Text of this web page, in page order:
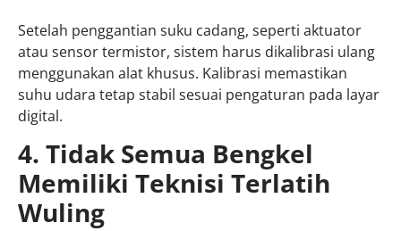
Setelah penggantian suku cadang, seperti aktuator
atau sensor termistor, sistem harus dikalibrasi ulang
menggunakan alat khusus. Kalibrasi memastikan
suhu udara tetap stabil sesuai pengaturan pada layar
digital.
4. Tidak Semua Bengkel
Memiliki Teknisi Terlatih
Wuling